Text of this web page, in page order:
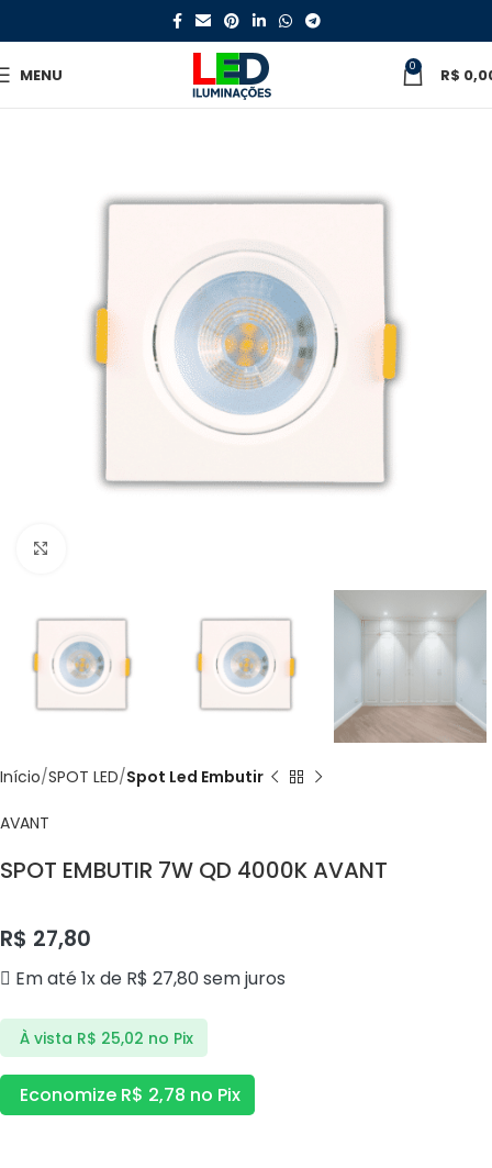
MENU 0 R$
Início SPOT LED Spot Led Embutir
AVANT
SPOT EMBUTIR 7W QD 4000K AVANT
R$ 27,80
Em até 1x de R$ 27,80sem juros
À vista R$ 25,02 no Pix
Economize R$ 2,78 no Pix